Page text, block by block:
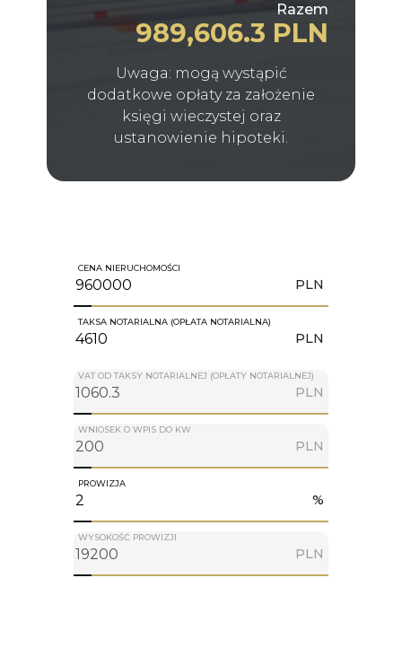
Razem
989,606.3 PLN
Uwaga: mogą wystąpić
dodatkowe opłaty za założenie
księgi wieczystej oraz
ustanowienie hipoteki.
CENA NIERUCHOMOŚCI
PLN
TAKSA NOTARIALNA (OPŁATA NOTARIALNA)
PLN
VAT OD TAKSY NOTARIALNEJ (OPŁATY NOTARIALNEJ)
PLN
WNIOSEK O WPIS DO KW
PLN
PROWIZJA
%
WYSOKOŚĆ PROWIZJI
PLN